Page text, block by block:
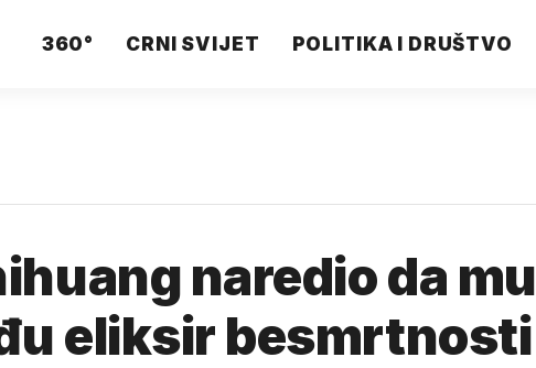
360° CRNI SVIJET POLITIKA I DRUŠTVO
naredio da mu
eliksir besmrtnosti